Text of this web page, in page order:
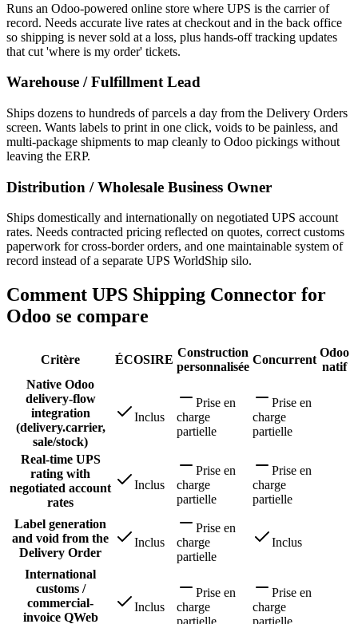
Runs an Odoo-powered online store where UPS is the carrier of
record. Needs accurate live rates at checkout and in the back office
so shipping is never sold at a loss, plus hands-off tracking updates
that cut 'where is my order' tickets.
Warehouse / Fulfillment Lead
Ships dozens to hundreds of parcels a day from the Delivery Orders
screen. Wants labels to print in one click, voids to be painless, and
multi-package shipments to map cleanly to Odoo pickings without
leaving the ERP.
Distribution / Wholesale Business Owner
Ships domestically and internationally on negotiated UPS account
rates. Needs contracted pricing reflected on quotes, correct customs
paperwork for cross-border orders, and one maintainable system of
record instead of a separate UPS WorldShip silo.
Comment UPS Shipping Connector for
Odoo se compare
Critère ÉCOSIRE
Construction
personnalisée
Concurrent
Odoo
natif
Native Odoo
delivery-flow
integration
(delivery.carrier,
sale/stock)
Inclus
Prise en
charge
partielle
Prise en
charge
partielle
Real-time UPS
rating with
negotiated account
rates
Inclus
Prise en
charge
partielle
Prise en
charge
partielle
Label generation
and void from the
Delivery Order
Inclus
Prise en
charge
partielle
Inclus
International
customs /
commercial-
invoice QWeb
Inclus
Prise en
charge
Prise en
charge